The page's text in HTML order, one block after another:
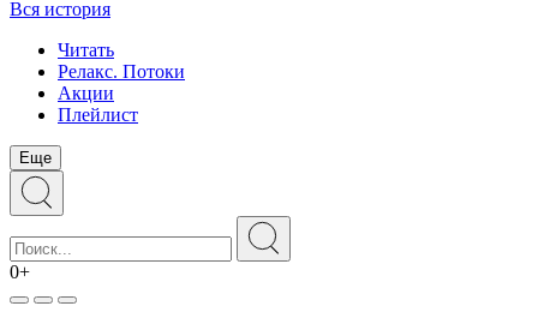
Вся история
Читать
Релакс. Потоки
Акции
Плейлист
Еще
0+